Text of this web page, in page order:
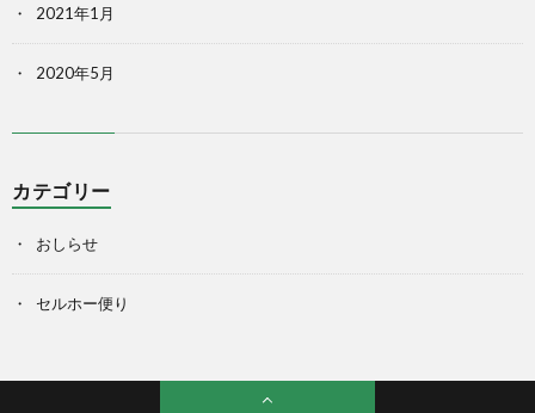
2021年1月
2020年5月
カテゴリー
おしらせ
セルホー便り